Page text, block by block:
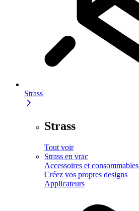
Strass
Strass
Tout voir
Strass en vrac
Accessoires et consommables
Créez vos propres designs
Applicateurs